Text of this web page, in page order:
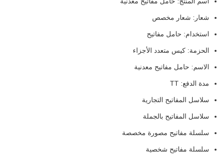
شعار: شعار مخصص
استخدام: حامل مفاتيح
الحزمة: كيس متعدد الأجزاء
الاسم: حامل مفاتيح معدنية
مدة الدفع: TT
سلاسل المفاتيح التجارية
سلاسل المفاتيح بالجملة
سلسلة مفاتيح مصورة مخصصة
سلسلة مفاتيح شخصية